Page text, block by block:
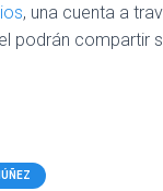
, una cuenta a
podrán compartir